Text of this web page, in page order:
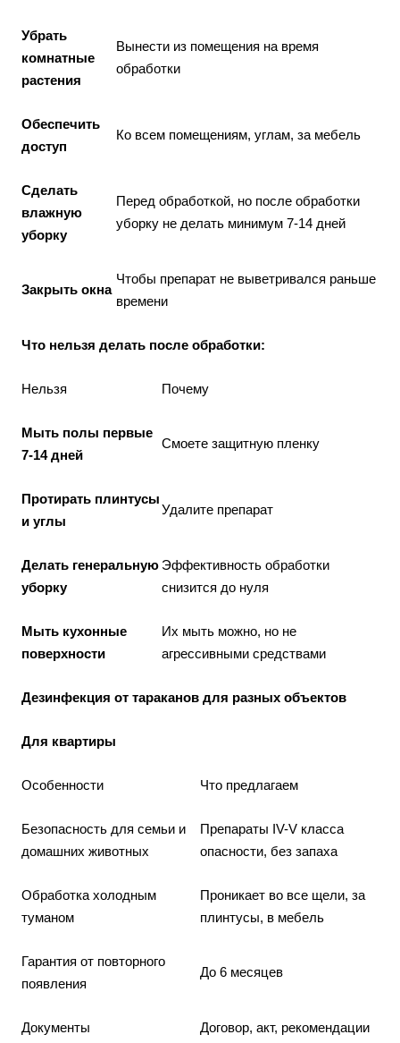
Убрать
комнатные
растения
Вынести из помещения на время
обработки
Обеспечить
доступ
Ко всем помещениям, углам, за мебель
Сделать
влажную
уборку
Перед обработкой, но после обработки
уборку не делать минимум 7-14 дней
Закрыть окна
Чтобы препарат не выветривался раньше
времени
Что нельзя делать после обработки:
Нельзя Почему
Мыть полы первые
7-14 дней
Смоете защитную пленку
Протирать плинтусы
и углы
Удалите препарат
Делать генеральную
уборку
Эффективность обработки
снизится до нуля
Мыть кухонные
поверхности
Их мыть можно, но не
агрессивными средствами
Дезинфекция от тараканов для разных объектов
Для квартиры
Особенности Что предлагаем
Безопасность для семьи и
домашних животных
Препараты IV-V класса
опасности, без запаха
Обработка холодным
туманом
Проникает во все щели, за
плинтусы, в мебель
Гарантия от повторного
появления
До 6 месяцев
Документы Договор, акт, рекомендации